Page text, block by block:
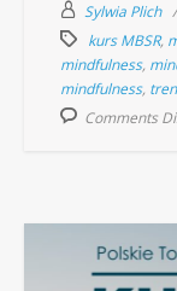
Sylwia Plich
kurs MBSR,
mindfulness,
mindfulness,
Comments